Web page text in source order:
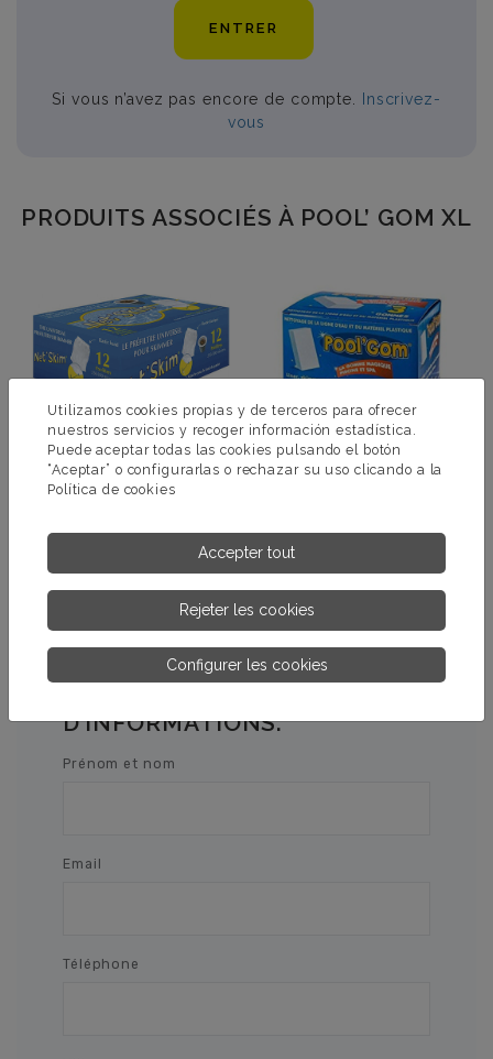
ENTRER
Si vous n’avez pas encore de compte.
Inscrivez-
vous
PRODUITS ASSOCIÉS À POOL’ GOM XL
D’INFORMATIONS.
D’INFORMATIONS.
D’INFORMATIONS.
Prénom et nom
Email
Téléphone
Utilizamos cookies propias y de terceros para ofrecer
nuestros servicios y recoger información estadística.
Puede aceptar todas las cookies pulsando el botón
“Aceptar” o configurarlas o rechazar su uso clicando a la
Política de cookies
Accepter tout
Rejeter les cookies
Configurer les cookies